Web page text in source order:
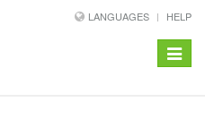
LANGUAGES HELP
Toggle